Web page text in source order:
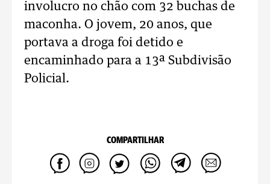
involucro no chão com 32 buchas de
maconha. O jovem, 20 anos, que
portava a droga foi detido e
encaminhado para a 13ª Subdivisão
Policial.
COMPARTILHAR